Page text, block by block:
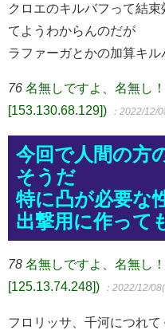
クロエのキルバフって結
てようわからんのだが
ラファーガとかの加算キ
76 名無しですよ、名無し
[153.130.68.129])
：2022/12/
今回で人間の方
そうだ
特に凸が必要な
出撃用に作って
78 名無しですよ、名無し
[125.13.74.248])
：2022/12/
フロリッサ、千河につれ